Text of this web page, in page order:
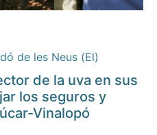
de les Neus (El)
de la uva en sus
los seguros y
Vinalopó